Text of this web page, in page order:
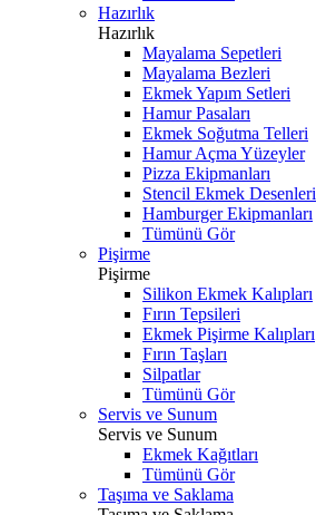
Hazırlık
Hazırlık
Mayalama Sepetleri
Mayalama Bezleri
Ekmek Yapım Setleri
Hamur Pasaları
Ekmek Soğutma Telleri
Hamur Açma Yüzeyler
Pizza Ekipmanları
Stencil Ekmek Desenleri
Hamburger Ekipmanları
Tümünü Gör
Pişirme
Pişirme
Silikon Ekmek Kalıpları
Fırın Tepsileri
Ekmek Pişirme Kalıpları
Fırın Taşları
Silpatlar
Tümünü Gör
Servis ve Sunum
Servis ve Sunum
Ekmek Kağıtları
Tümünü Gör
Taşıma ve Saklama